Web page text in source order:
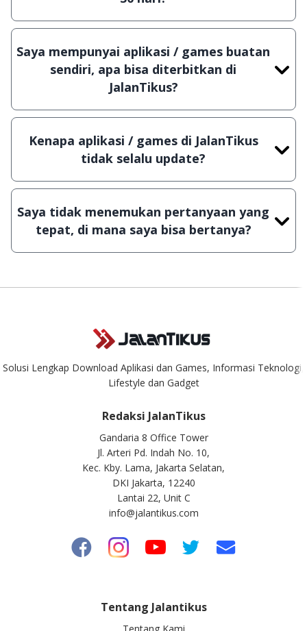
Meskipun dibagikan secara gratis, namun ada
beberapa aplikasi & games yang dibagikan secara
Shareware, dalam arti hanya bisa digunakan
dalam jangka waktu tertentu dan jika ingin lanjut
menggunakannya kamu harus membeli lisensi
aslinya.
Saya mempunyai aplikasi / games buatan
sendiri, apa bisa diterbitkan di
JalanTikus?
Tentu saja bisa. Silahkan kirim email ke
info@jalantikus.comdengan menyertakan Nama
Aplikasi/Games, Deskripsi serta Lampiran File
instalasi / (APK) jika Android
Kenapa aplikasi / games di JalanTikus
tidak selalu update?
Demi menjaga kualitas aplikasi dan games yang
ada di JalanTikus, hingga saat ini kita masih
melakukan upload-download secara manual,
sehingga kuota sebesar ribuan aplikasi & games
tidak dapat tercapai dalam waktu yang singkat.
Saya tidak menemukan pertanyaan yang
tepat, di mana saya bisa bertanya?
Kami dengan senang hati menjawab setiap
keinfo@jalantikus.com
Solusi Lengkap Download Aplikasi dan Games, Informasi Teknologi,
Lifestyle dan Gadget
Redaksi JalanTikus
Gandaria 8 Office Tower
Jl. Arteri Pd. Indah No. 10,
Kec. Kby. Lama, Jakarta Selatan,
DKI Jakarta, 12240
Lantai 22, Unit C
info@jalantikus.com
Tentang Jalantikus